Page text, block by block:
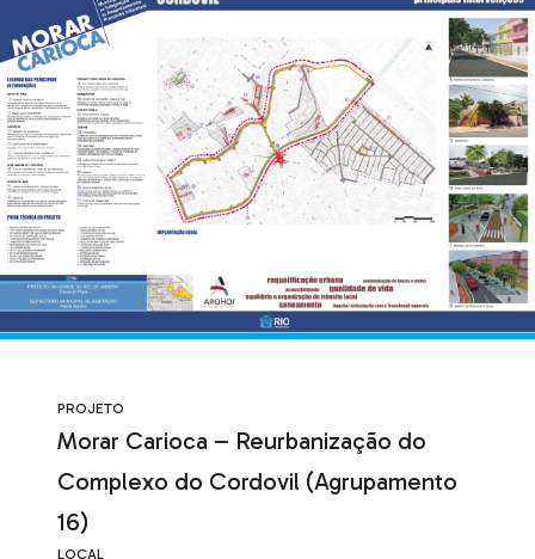
PROJETO
Morar Carioca – Reurbanização do
Complexo do Cordovil (Agrupamento
16)
LOCAL